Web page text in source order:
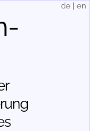
de en